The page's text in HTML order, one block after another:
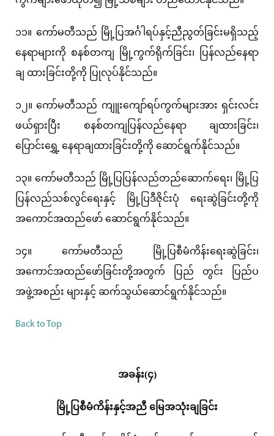
၁၁။ ကော်မတီသည် မြို့ပြအင်္ဂါရပ်နှင့်ညီညွတ်ခြင်းမရှိသည့်
နေရာများကို စနစ်တကျ မြို့ကွက်ရိုက်ခြင်း၊ ပြန်လည်နေရာ
ချ ထားခြင်းတို့ကို ပြုလုပ်နိုင်သည်။
၁၂။ ကော်မတီသည် ကျူးကျော်ရပ်ကွက်များအား ရှင်းလင်း
ဖယ်ရှားပြီး စနစ်တကျပြန်လည်နေရာ ချထားခြင်း၊
ပြောင်းရွှေ့ နေရာချထားခြင်းတို့ကို ဆောင်ရွက်နိုင်သည်။
၁၃။ ကော်မတီသည် မြို့ပြပြန်လည်တည်ဆောက်ရေး၊ မြို့ပြ
ပြန်လည်သစ်လွင်ရေးနှင့် မြို့ပြဒီဇိုင်းပုံ ရေးဆွဲခြင်းတို့ကို
အကောင်အထည်ဖော် ဆောင်ရွက်နိုင်သည်။
၁၄။ ကော်မတီသည် မြို့ပြစီမံကိန်းရေးဆွဲခြင်း၊
အကောင်အထည်ဖော်ခြင်းတို့အတွက် ပြည် တွင်း ပြည်ပ
အဖွဲ့အစည်း များနှင့် ဆက်သွယ်ဆောင်ရွက်နိုင်သည်။
Back to Top
အခန်း(၄)
မြို့ပြစီမံကိန်းနှင့်အညီ မြေအသုံးချခြင်း